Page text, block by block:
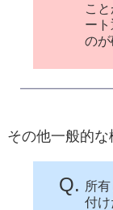
こ
ー
のが
その他一般的
Q. 所
付け